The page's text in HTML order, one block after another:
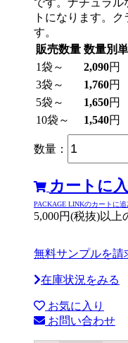
トになります。
す。
販売数量 数量別
1袋～
2,090円
3袋～
1,760円
5袋～
1,650円
10袋～
1,540円
数量：
カートに
PACKAGE LINKのカートに
5,000円(税抜)以
無料サンプルを請
在庫状況をみる
お気に入り
お問い合わせ